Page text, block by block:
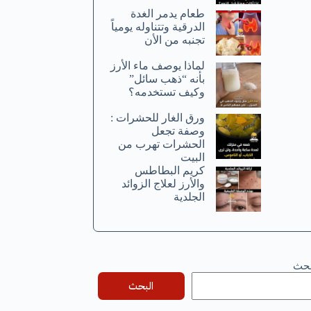
طعام يدمر الغدة
الدرقية وتتناوله يومياً
تجنبه من الأن
لماذا يوصف ماء الأرز
بأنه “ذهب سائل”
وكيف تستخدمه؟
ورق الغار للحشرات :
وصفة تجعل
الحشرات تهرب من
البيت
كريم البطاطس
والأرز لعلاج الزوائد
الجلدية
البحث